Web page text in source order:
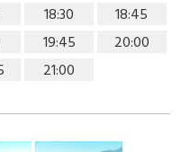
18:30
18:45
19:45
20:00
21:00